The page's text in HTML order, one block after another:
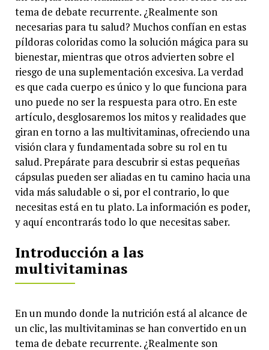
tema de debate recurrente. ¿Realmente son
necesarias para tu salud? Muchos confían en estas
píldoras coloridas como la solución mágica para su
bienestar, mientras que otros advierten sobre el
riesgo de una suplementación excesiva. La verdad
es que cada cuerpo es único y lo que funciona para
uno puede no ser la respuesta para otro. En este
artículo, desglosaremos los mitos y realidades que
giran en torno a las multivitaminas, ofreciendo una
visión clara y fundamentada sobre su rol en tu
salud. Prepárate para descubrir si estas pequeñas
cápsulas pueden ser aliadas en tu camino hacia una
vida más saludable o si, por el contrario, lo que
necesitas está en tu plato. La información es poder,
y aquí encontrarás todo lo que necesitas saber.
Introducción a las
multivitaminas
En un mundo donde la nutrición está al alcance de
un clic, las multivitaminas se han convertido en un
tema de debate recurrente. ¿Realmente son